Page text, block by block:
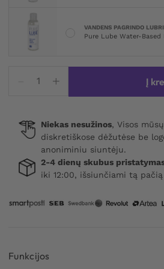
VANDENS PAGRINDO
Pure Lube Water-
kiekis:
&
Condoms
16-
Į
Niekas nesužinos, Visos
diskretiškose dėžutėse be
anoniminiu siuntėju.
2-4 dienų skubus
iki 12:00, išsiunčiami tą
Funkcijos